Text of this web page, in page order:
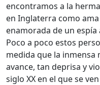
encontramos a la
en Inglaterra como
enamorada de un
Poco a poco estos
medida que la
avance, tan deprisa y
siglo XX en el que se